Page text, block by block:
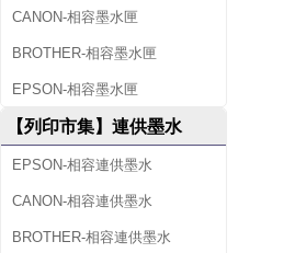
CANON-相容墨水匣
BROTHER-相容墨水匣
EPSON-相容墨水匣
【列印市集】連供墨水
EPSON-相容連供墨水
CANON-相容連供墨水
BROTHER-相容連供墨水